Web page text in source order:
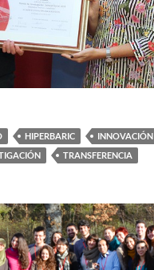
HIPERBARIC INNOVACIÓN
TRANSFERENCIA